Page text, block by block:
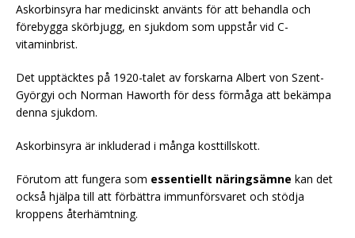
Askorbinsyra har medicinskt använts för att behandla och
förebygga skörbjugg, en sjukdom som uppstår vid C-
vitaminbrist.
Det upptäcktes på 1920-talet av forskarna Albert von Szent-
Györgyi och Norman Haworth för dess förmåga att bekämpa
denna sjukdom.
Askorbinsyra är inkluderad i många kosttillskott.
Förutom att fungera som essentiellt näringsämne kan det
också hjälpa till att förbättra immunförsvaret och stödja
kroppens återhämtning.